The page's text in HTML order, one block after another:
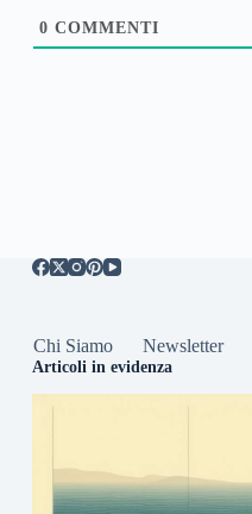
0 COMMENTI
Chi Siamo Newsletter
Articoli in evidenza